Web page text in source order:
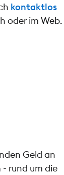
kontaktlos
oder im Web.
Geld an
- rund um die